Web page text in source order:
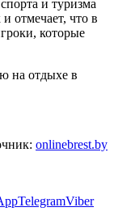
и туризма
отмечает, что в
которые
на отдыхе в
onlinebrest.by
TelegramViber